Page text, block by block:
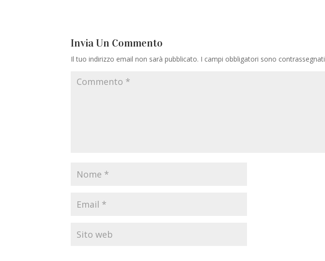
Invia Un Commento
Il tuo indirizzo email non sarà pubblicato. I campi obbligatori sono contrassegnati